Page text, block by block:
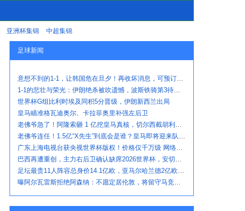
亚洲杯集锦 中超集锦
足球新闻
意想不到的1-1，让韩国危在旦夕！再收坏消息，可预订机票回国了
1-1的悲壮与荣光：伊朗绝杀被吹遗憾，波斯铁骑第3待命，埃及出线
世界杯G组比利时埃及同积5分晋级，伊朗新西兰出局
皇马瞄准格瓦迪奥尔、卡拉菲奥里补强左后卫
老佛爷急了！阿隆索砸 1 亿挖皇马真核，切尔西截胡利物浦阿森纳
老佛爷连任！1.5亿“X先生”到底会是谁？皇马即将迎来队史最高身价球
广东上海电视台获央视世界杯版权！价格仅千万级 网络平台却花了16亿
巴西再遭重创，主力右后卫确认缺席2026世界杯，安切洛蒂作出回应
足坛最贵11人阵容总身价14.1亿欧，亚马尔哈兰德2亿欧领衔
曝阿尔瓦雷斯拒绝阿森纳：不愿定居伦敦，将留守马竞冲刺世界杯